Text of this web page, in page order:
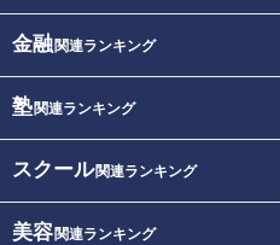
金融関連ランキング
塾関連ランキング
スクール関連ランキング
美容関連ランキング